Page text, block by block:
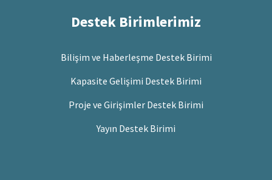
Destek Birimlerimiz
Bilişim ve Haberleşme Destek Birimi
Kapasite Gelişimi Destek Birimi
Proje ve Girişimler Destek Birimi
Yayın Destek Birimi